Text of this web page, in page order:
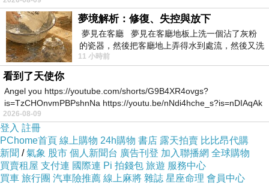
感，
就先從亮眼
多色系的單
品搶先開始
下手吧!!
連帽的造型
剪裁，帶動
整體的休閒
夢境解析：修復、失控與放下
夢見在客廳 夢見在客廳地板上洗一個沾了灰粉
的瓷器，然後把客廳地上弄得水到處流，然後又洗
一頂棒球潮帽，後來發現帽
11 小時前
看到了天使你
Angel you https://youtube.com/shorts/G9B4XR4ovgs?
is=TzCHOnvmPBPshnNa https://youtu.be/nNdi4hche_s?is=nDIAqAk
2026-08-09
登入 註冊
PChome首頁 線上購物 24h購物 書店 露天拍賣 比比昂代購
新聞 /氣象 股市 個人新聞台 廣告刊登 加入聯播網 全球購物
買賣租屋 支付連 國際連 Pi 拍錢包 旅遊 服務中心
買車 旅行團 汽車險推薦 線上麻將 雜誌 星座命理 會員中心